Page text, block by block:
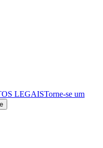
LEGAISTorne-se um